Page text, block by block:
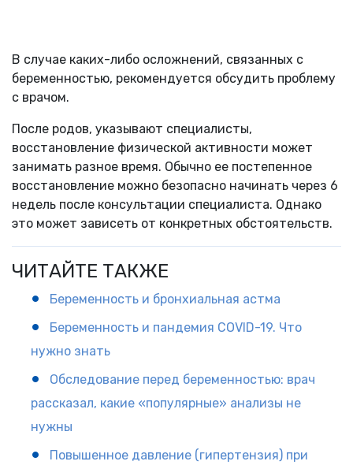
В случае каких-либо осложнений, связанных с
беременностью, рекомендуется обсудить проблему
с врачом.
После родов, указывают специалисты,
восстановление физической активности может
занимать разное время. Обычно ее постепенное
восстановление можно безопасно начинать через 6
недель после консультации специалиста. Однако
это может зависеть от конкретных обстоятельств.
ЧИТАЙТЕ ТАКЖЕ
Беременность и бронхиальная астма
Беременность и пандемия COVID-19. Что
нужно знать
Обследование перед беременностью: врач
рассказал, какие «популярные» анализы не
нужны
Повышенное давление (гипертензия) при